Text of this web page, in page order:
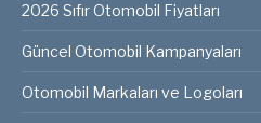
2026 Sıfır Otomobil Fiyatları
Güncel Otomobil Kampanyaları
Otomobil Markaları ve Logoları